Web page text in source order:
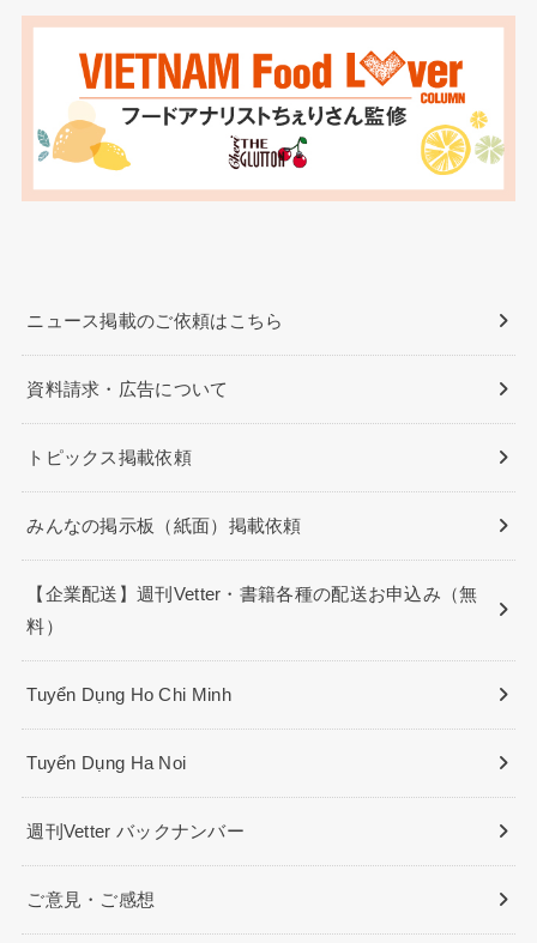
ニュース掲載のご依頼はこちら
資料請求・広告について
トピックス掲載依頼
みんなの掲示板（紙面）掲載依頼
【企業配送】週刊Vetter・書籍各種の配送お申込み（無
料）
Tuyển Dụng Ho Chi Minh
Tuyển Dụng Ha Noi
週刊Vetter バックナンバー
ご意見・ご感想